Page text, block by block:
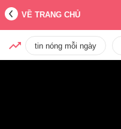
VỀ TRANG CHỦ
tin nóng mỗi ngày